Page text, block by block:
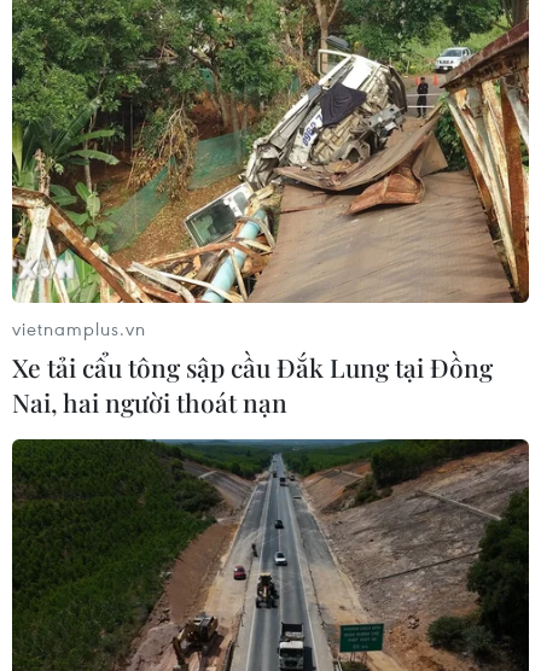
TIN CÙNG CHUYÊN MỤC
Thắt chặt tình hữu nghị sắt son giữa
các cựu chuyên gia quân sự Nga với
Việt Nam
06/08/2026 06:23
Anh công bố kết quả điều tra ban
vietnamplus.vn
Xe tải cẩu tông sập cầu Đắk Lung tại Đồng
Nai, hai người thoát nạn